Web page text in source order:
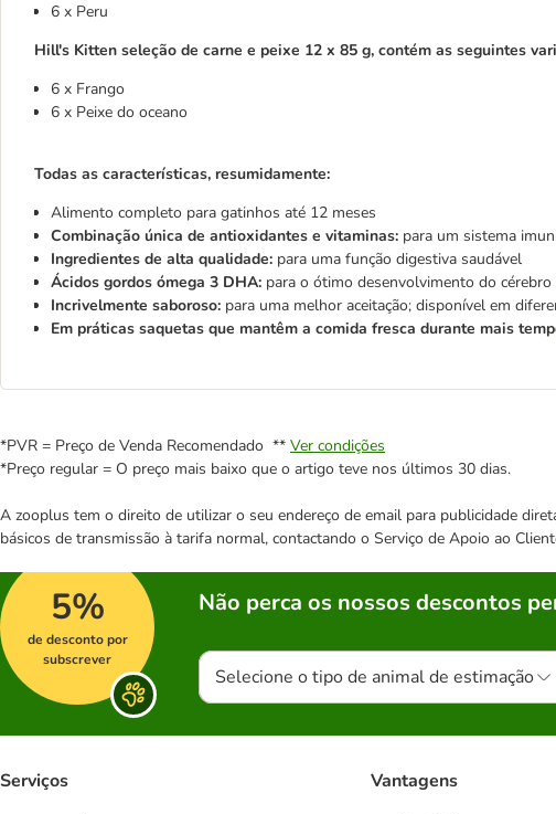
6 x Peru
Hill's Kitten seleção de carne e peixe 12 x 85 g, contém as seguintes
6 x Frango
6 x Peixe do oceano
Todas as características, resumidamente:
Alimento completo para gatinhos até 12 meses
Combinação única de antioxidantes e vitaminas: para um sistema
Ingredientes de alta qualidade: para uma função digestiva saudável
Ácidos gordos ómega 3 DHA: para o ótimo desenvolvimento do cérebro
Incrivelmente saboroso: para uma melhor aceitação; disponível em
Em práticas saquetas que mantêm a comida fresca durante mais
*PVR = Preço de Venda Recomendado ** Ver condições
*Preço regular = O preço mais baixo que o artigo teve nos últimos 30 dias.
A zooplus tem o direito de utilizar o seu endereço de email para publicidade
básicos de transmissão à tarifa normal, contactando o Serviço de Apoio ao
5%
de desconto por
subscrever
Não perca os nossos descontos
Selecione o tipo de animal de estimação
Serviços Vantagens